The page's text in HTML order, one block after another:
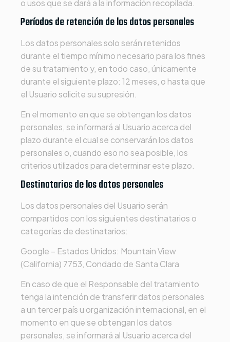
o usos que se dará a la información recopilada.
Períodos de retención de los datos personales
Los datos personales solo serán retenidos
durante el tiempo mínimo necesario para los fines
de su tratamiento y, en todo caso, únicamente
durante el siguiente plazo:12 meses , o hasta que
el Usuario solicite su supresión.
En el momento en que se obtengan los datos
personales, se informará al Usuario acerca del
plazo durante el cual se conservarán los datos
personales o, cuando eso no sea posible, los
criterios utilizados para determinar este plazo.
Destinatarios de los datos personales
Los datos personales del Usuario serán
compartidos con los siguientes destinatarios o
categorías de destinatarios:
Google – Estados Unidos: Mountain View
(California) 7753, Condado de Santa Clara
En caso de que el Responsable del tratamiento
tenga la intención de transferir datos personales
a un tercer país u organización internacional, en el
momento en que se obtengan los datos
personales, se informará al Usuario acerca del